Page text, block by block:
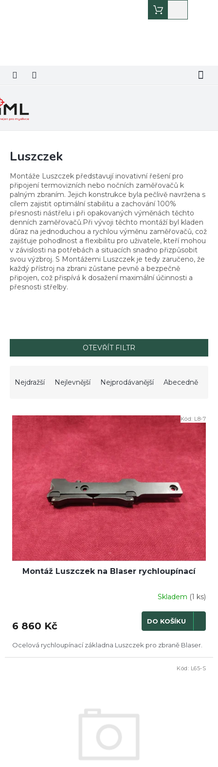
košík
Luszczek
Montáže Luszczek představují inovativní řešení pro
připojení termovizních nebo nočních zaměřovačů k
palným zbraním. Jejich konstrukce byla pečlivě navržena s
cílem zajistit optimální stabilitu a zachování 100%
přesnosti nástřelu i při opakovaných výměnách těchto
denních zaměřovačů.Při vývoji těchto montáží byl kladen
důraz na jednoduchou a rychlou výměnu zaměřovačů, což
zajišťuje pohodlnost a flexibilitu pro uživatele, kteří mohou
v závislosti na potřebách a situacích snadno přizpůsobit
svou výzbroj. S Montážemi Luszczek je tedy zaručeno, že
každý přístroj na zbrani zůstane pevně a bezpečně
připojen, což přispívá k dosažení maximální účinnosti a
přesnosti střelby.
OTEVŘÍT FILTR
n
p
r
o
d
u
k
ů
Nejdražší Nejlevnější Nejprodávanější Abecedně
V
ý
p
p
r
o
d
u
k
t
ů
Montáž Luszczek na Blaser rychloupínací
Skladem (1 ks)
6 860 Kč DO KOŠÍKU
Ocelová rychloupínací základna Luszczek pro zbraně Blaser.
Kód: L8-7
Kód: L65-S